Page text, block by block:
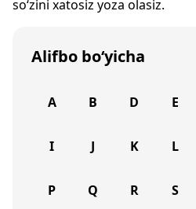
so‘zini xatosiz yoza olasiz.
Alifbo bo‘yicha
A B D E
I J K L
P Q R S